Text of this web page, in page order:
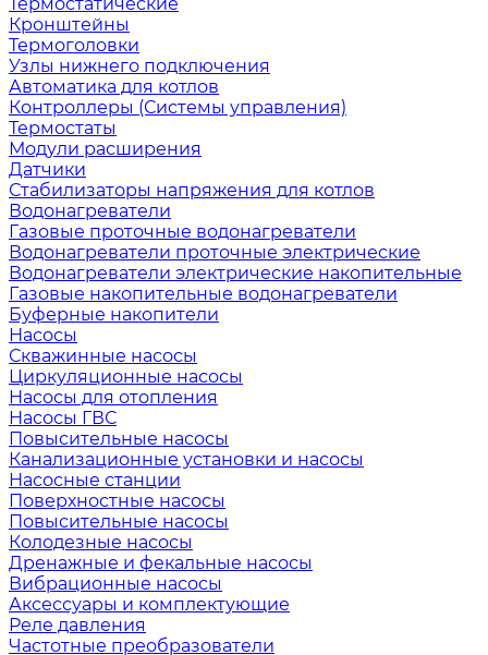
Кронштейны
Термоголовки
Узлы нижнего подключения
Автоматика для котлов
Контроллеры (Системы управления)
Термостаты
Модули расширения
Датчики
Стабилизаторы напряжения для котлов
Водонагреватели
Газовые проточные водонагреватели
Водонагреватели проточные электрические
Водонагреватели электрические накопительные
Газовые накопительные водонагреватели
Буферные накопители
Насосы
Скважинные насосы
Циркуляционные насосы
Насосы для отопления
Насосы ГВС
Повысительные насосы
Канализационные установки и насосы
Насосные станции
Поверхностные насосы
Повысительные насосы
Колодезные насосы
Дренажные и фекальные насосы
Вибрационные насосы
Аксессуары и комплектующие
Реле давления
Частотные преобразователи